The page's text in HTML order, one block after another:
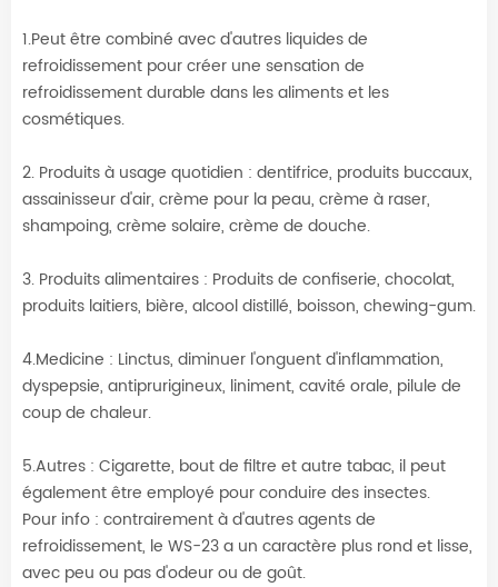
1.Peut être combiné avec d'autres liquides de
refroidissement pour créer une sensation de
refroidissement durable dans les aliments et les
cosmétiques.
2. Produits à usage quotidien : dentifrice, produits buccaux,
assainisseur d'air, crème pour la peau, crème à raser,
shampoing, crème solaire, crème de douche.
3. Produits alimentaires : Produits de confiserie, chocolat,
produits laitiers, bière, alcool distillé, boisson, chewing-gum.
4.Medicine : Linctus, diminuer l'onguent d'inflammation,
dyspepsie, antiprurigineux, liniment, cavité orale, pilule de
coup de chaleur.
5.Autres : Cigarette, bout de filtre et autre tabac, il peut
également être employé pour conduire des insectes.
Pour info : contrairement à d'autres agents de
refroidissement, le WS-23 a un caractère plus rond et lisse,
avec peu ou pas d'odeur ou de goût.